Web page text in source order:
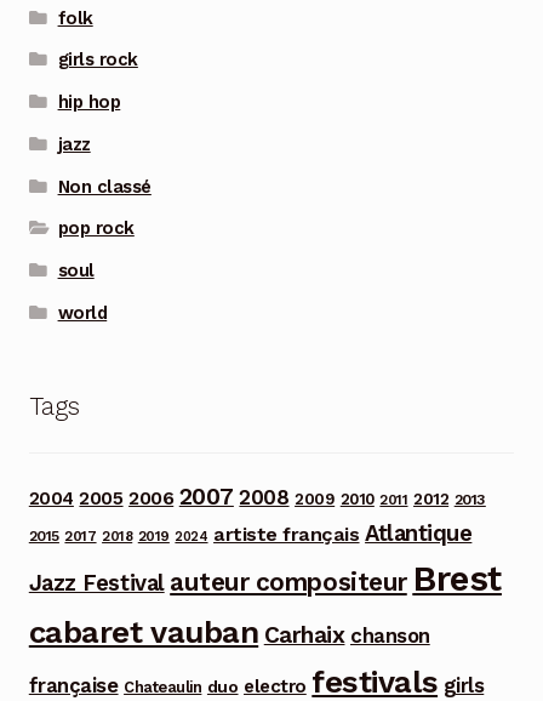
folk
girls rock
hip hop
jazz
Non classé
pop rock
soul
world
Tags
2004 2005 2006 2007 2008 2009 2010 2011 2012 2013
2015 2017 2018 2019 2024 artiste français Atlantique
Jazz Festival auteur compositeur Brest
cabaret vauban Carhaix chanson
française Chateaulin duo electro festivals girls